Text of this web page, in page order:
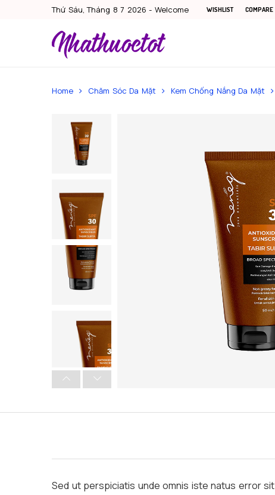
Thứ Sáu, Tháng 8 7 2026 - Welcome WISHLIST COMPARE
Home Chăm Sóc Da Mặt Kem Chống Nắng Da Mặt
Sed ut perspiciatis unde omnis iste natus error sit